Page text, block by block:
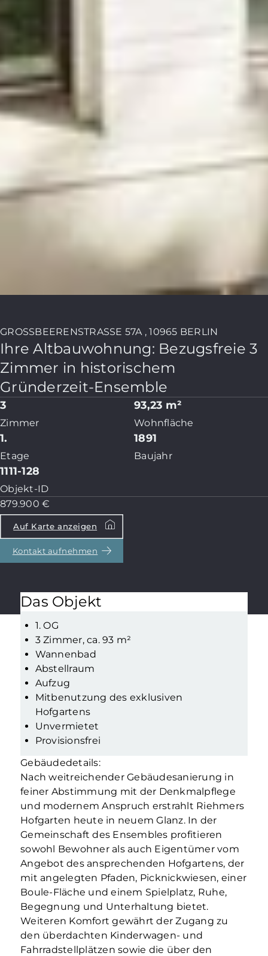
GROSSBEERENSTRASSE 57A , 10965 BERLIN
Ihre Altbauwohnung: Bezugsfreie 3
Zimmer in historischem
Gründerzeit-Ensemble
3
Zimmer
93,23 m²
Wohnfläche
1.
Etage
1891
Baujahr
1111-128
Objekt-ID
879.900 €
Auf Karte anzeigen
Kontakt aufnehmen
Das Objekt
1. OG
3 Zimmer, ca. 93 m²
Wannenbad
Abstellraum
Aufzug
Mitbenutzung des exklusiven
Hofgartens
Unvermietet
Provisionsfrei
Gebäudedetails:
Nach weitreichender Gebäudesanierung in
feiner Abstimmung mit der Denkmalpflege
und modernem Anspruch erstrahlt Riehmers
Hofgarten heute in neuem Glanz. In der
Gemeinschaft des Ensembles profitieren
sowohl Bewohner als auch Eigentümer vom
Angebot des ansprechenden Hofgartens, der
mit angelegten Pfaden, Picknickwiesen, einer
Boule-Fläche und einem Spielplatz, Ruhe,
Begegnung und Unterhaltung bietet.
Weiteren Komfort gewährt der Zugang zu
den überdachten Kinderwagen- und
Fahrradstellplätzen sowie die über den